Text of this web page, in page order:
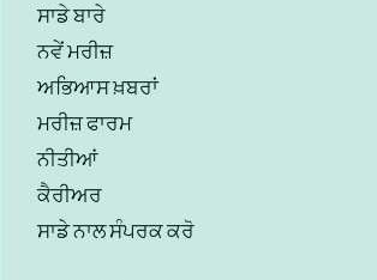
ਸਾਡੇ ਬਾਰੇ
ਨਵੇਂ ਮਰੀਜ਼
ਅਭਿਆਸ ਖ਼ਬਰਾਂ
ਮਰੀਜ਼ ਫਾਰਮ
ਨੀਤੀਆਂ
ਕੈਰੀਅਰ
ਸਾਡੇ ਨਾਲ ਸੰਪਰਕ ਕਰੋ